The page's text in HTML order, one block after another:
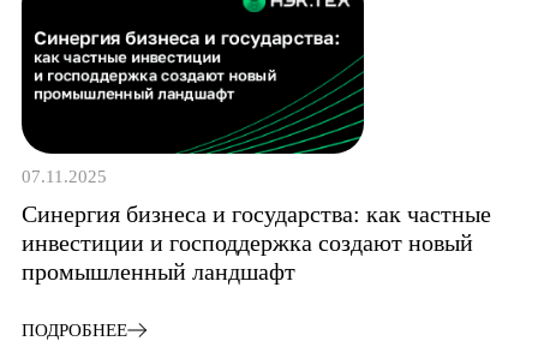
07.11.2025
Синергия бизнеса и государства: как частные
инвестиции и господдержка создают новый
промышленный ландшафт
ПОДРОБНЕЕ